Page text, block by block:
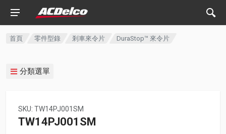
首頁 零件型錄 剎車來令片 DuraStop™ 來令片
分類選單
SKU: TW14PJ001SM
TW14PJ001SM